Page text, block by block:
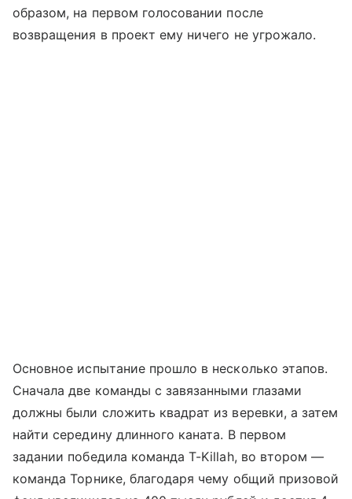
образом, на первом голосовании после
возвращения в проект ему ничего не угрожало.
Основное испытание прошло в несколько этапов.
Сначала две команды с завязанными глазами
должны были сложить квадрат из веревки, а затем
найти середину длинного каната. В первом
задании победила команда T-Killah, во втором —
команда Торнике, благодаря чему общий призовой